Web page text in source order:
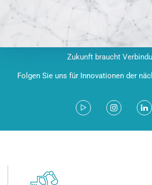
Zukunft braucht
Folgen Sie uns für Innovationen der